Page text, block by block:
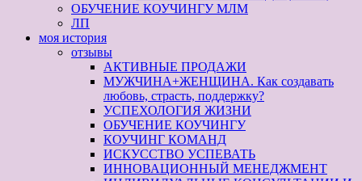
ОБУЧЕНИЕ КОУЧИНГУ МЛМ
ЛП
моя история
отзывы
АКТИВНЫЕ ПРОДАЖИ
МУЖЧИНА+ЖЕНЩИНА. Как создавать
любовь, страсть, поддержку?
УСПЕХОЛОГИЯ ЖИЗНИ
ОБУЧЕНИЕ КОУЧИНГУ
КОУЧИНГ КОМАНД
ИСКУССТВО УСПЕВАТЬ
ИННОВАЦИОННЫЙ МЕНЕДЖМЕНТ